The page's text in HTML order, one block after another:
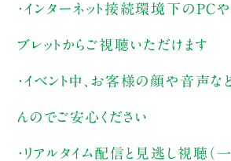
・インターネット接続環境下のPCや
ブレットからご視聴いただけます
・イベント中、お客様の顔や音声な
んのでご安心ください
・リアルタイム配信と見逃し視聴（